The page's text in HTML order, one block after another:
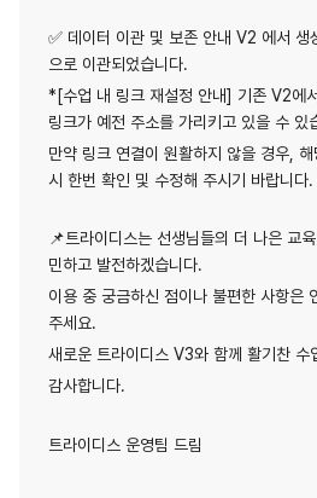
✅ 데이터 이관 및 보존 안내 V2 에서 생
으로 이관되었습니다.
*[수업 내 링크 재설정 안내] 기존 V2에
링크가 예전 주소를 가리키고 있을 수 있
만약 링크 연결이 원활하지 않을 경우,
시 한번 확인 및 수정해 주시기 바랍니다.
📌트라이디스는 선생님들의 더 나은 교
민하고 발전하겠습니다.
이용 중 궁금하신 점이나 불편한 사항은
주세요.
새로운 트라이디스 V3와 함께 활기찬 수
감사합니다.
트라이디스 운영팀 드림